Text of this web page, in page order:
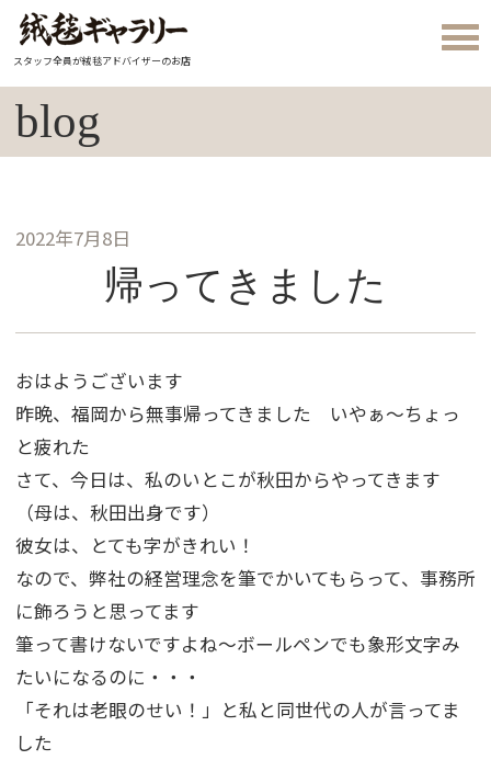
スタッフ全員が絨毯アドバイザーのお店
blog
2022年7月8日
帰ってきました
おはようございます
昨晩、福岡から無事帰ってきました いやぁ～ちょっ
と疲れた
さて、今日は、私のいとこが秋田からやってきます
（母は、秋田出身です）
彼女は、とても字がきれい！
なので、弊社の経営理念を筆でかいてもらって、事務所
に飾ろうと思ってます
筆って書けないですよね～ボールペンでも象形文字み
たいになるのに・・・
「それは老眼のせい！」と私と同世代の人が言ってま
した